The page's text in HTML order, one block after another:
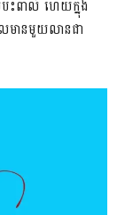
ះពាល់ ហើយក្នុង
ានមួយលានជា